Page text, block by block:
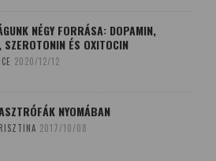
NÉGY FORRÁSA: DOPAMIN,
SZEROTONIN ÉS OXITOCIN
2020/12/12
NYOMÁBAN
2017/10/08